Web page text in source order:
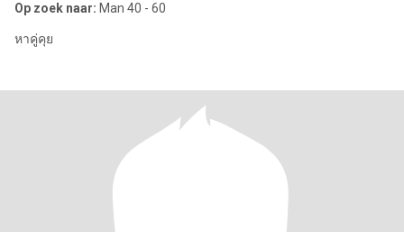
Op zoek naar: Man 40 - 60
หาคู่คุย